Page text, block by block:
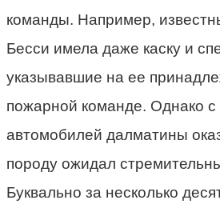
команды. Например,
Бесси имела даже каску и
указывавшие на ее
пожарной команде. Однако
автомобилей далматины
породу ожидал
Буквально за несколько